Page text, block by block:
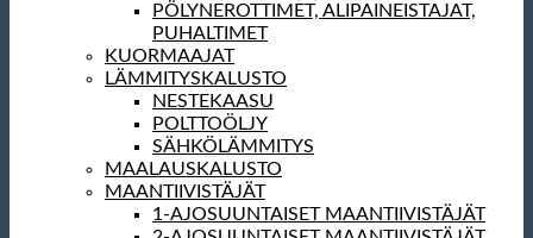
PÖLYNEROTTIMET, ALIPAINEISTAJAT,
PUHALTIMET
KUORMAAJAT
LÄMMITYSKALUSTO
NESTEKAASU
POLTTOÖLJY
SÄHKÖLÄMMITYS
MAALAUSKALUSTO
MAANTIIVISTÄJÄT
1-AJOSUUNTAISET MAANTIIVISTÄJÄT